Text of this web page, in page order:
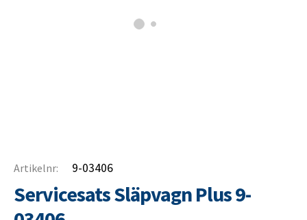
Artikelnr: 9-03406
Servicesats Släpvagn Plus 9-